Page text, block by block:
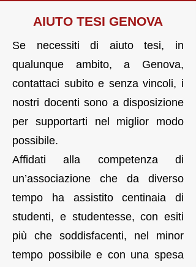
AIUTO TESI GENOVA
Se necessiti di aiuto tesi, in
qualunque ambito, a Genova,
contattaci subito e senza vincoli, i
nostri docenti sono a disposizione
per supportarti nel miglior modo
possibile.
Affidati alla competenza di
un’associazione che da diverso
tempo ha assistito centinaia di
studenti, e studentesse, con esiti
più che soddisfacenti, nel minor
tempo possibile e con una spesa